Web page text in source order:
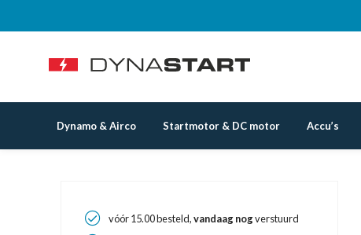
Dynamo & Airco Startmotor & DC motor Accu’s
vóór 15.00 besteld,vandaag nogverstuurd